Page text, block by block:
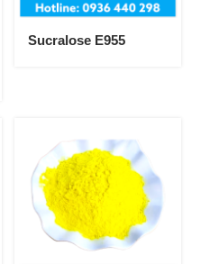
Sucralose E955